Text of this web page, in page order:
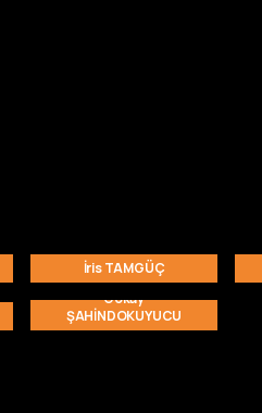
İris TAMGÜÇ
Gökay
ŞAHİNDOKUYUCU